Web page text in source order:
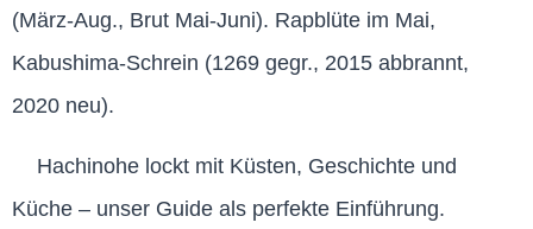
(März-Aug., Brut Mai-Juni). Rapblüte im Mai,
Kabushima-Schrein (1269 gegr., 2015 abbrannt,
2020 neu).
Hachinohe lockt mit Küsten, Geschichte und
Küche – unser Guide als perfekte Einführung.